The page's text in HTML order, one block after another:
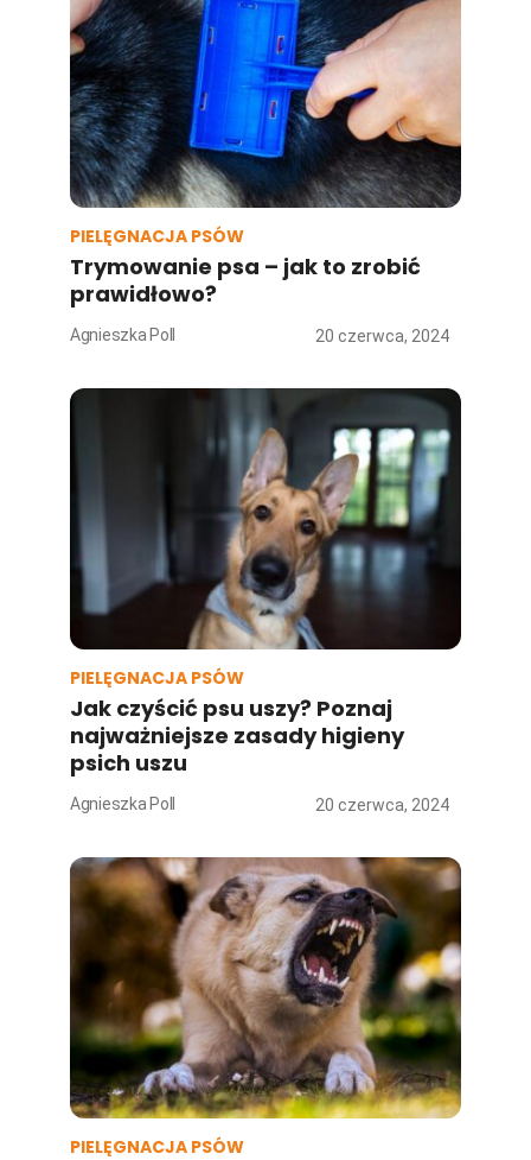
PIELĘGNACJA PSÓW
Trymowanie psa – jak to zrobić
prawidłowo?
Agnieszka Poll 20 czerwca, 2024
PIELĘGNACJA PSÓW
Jak czyścić psu uszy? Poznaj
najważniejsze zasady higieny
psich uszu
Agnieszka Poll 20 czerwca, 2024
PIELĘGNACJA PSÓW